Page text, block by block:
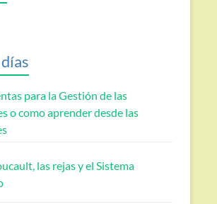
para la Gestión de las
o como aprender desde las
las rejas y el Sistema